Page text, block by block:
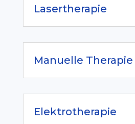
Lasertherapie
Manuelle Therapie
Elektrotherapie